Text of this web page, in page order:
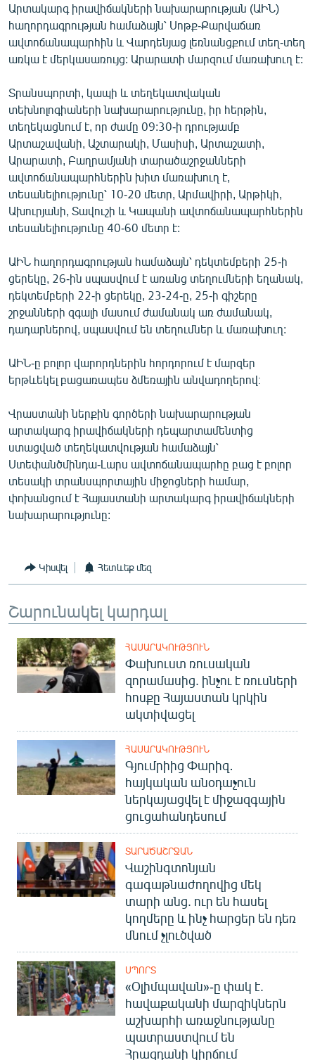
ԲԱՆԱՎԵՃ
ՁԳՏԵԼՈՎ ԼԱՎԱԳՈՒՅՆԻՆ
ՓՈԴՔԱՍԹ
Հայերեն
English
Русский
ՀԵՏԵՎԵՔ ՄԵԶ
«Ազատության» բոլոր կայքերը
Արտակարգ իրավիճակների նախարարության (ԱԻՆ)
հաղորդագրության համաձայն՝ Սոթք-Քարվաճառ
ավտոճանապարհին և Վարդենյաց լեռնանցքում տեղ-տեղ
առկա է մերկասառույց: Արարատի մարզում մառախուղ է:
Տրանսպորտի, կապի և տեղեկատվական
տեխնոլոգիաների նախարարությունը, իր հերթին,
տեղեկացնում է, որ ժամը 09:30-ի դրությամբ
Արտաշավանի, Աշտարակի, Մասիսի, Արտաշատի,
Արարատի, Բաղրամյանի տարածաշրջանների
ավտոճանապարհներին խիտ մառախուղ է,
տեսանելիությունը՝ 10-20 մետր, Արմավիրի, Արթիկի,
Ախուրյանի, Տավուշի և Կապանի ավտոճանապարհներին
տեսանելիությունը 40-60 մետր է:
ԱԻՆ հաղորդագրության համաձայն՝ դեկտեմբերի 25-ի
ցերեկը, 26-ին սպասվում է առանց տեղումների եղանակ,
դեկտեմբերի 22-ի ցերեկը, 23-24-ը, 25-ի գիշերը
շրջանների զգալի մասում ժամանակ առ ժամանակ,
դադարներով, սպասվում են տեղումներ և մառախուղ:
ԱԻՆ-ը բոլոր վարորդներին հորդորում է մարզեր
երթևեկել բացառապես ձմեռային անվադողերով։
Վրաստանի ներքին գործերի նախարարության
արտակարգ իրավիճակների դեպարտամենտից
ստացված տեղեկատվության համաձայն՝
Ստեփանծմինդա-Լարս ավտոճանապարհը բաց է բոլոր
տեսակի տրանսպորտային միջոցների համար,
փոխանցում է Հայաստանի արտակարգ իրավիճակների
նախարարությունը:
Կիսվել Հետևեք մեզ
Շարունակել կարդալ
ՀԱՍԱՐԱԿՈՒԹՅՈՒՆ
Փախուստ ռուսական
զորամասից. ինչու է ռուսների
հոսքը Հայաստան կրկին
ակտիվացել
ՀԱՍԱՐԱԿՈՒԹՅՈՒՆ
Գյումրիից Փարիզ․
հայկական անօդաչուն
ներկայացվել է միջազգային
ցուցահանդեսում
ՏԱՐԱԾԱՇՐՋԱՆ
Վաշինգտոնյան
գագաթնաժողովից մեկ
տարի անց. ուր են հասել
կողմերը և ինչ հարցեր են դեռ
մնում չլուծված
ՍՊՈՐՏ
«Օլիմպավան»-ը փակ է.
հավաքականի մարզիկներն
աշխարհի առաջնությանը
պատրաստվում են
Հրազդանի կիրճում